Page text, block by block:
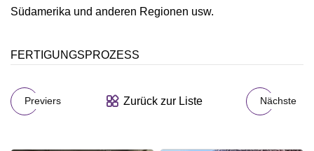
Südamerika und anderen Regionen usw.
FERTIGUNGSPROZESS
Previers Zurück zur Liste Nächste